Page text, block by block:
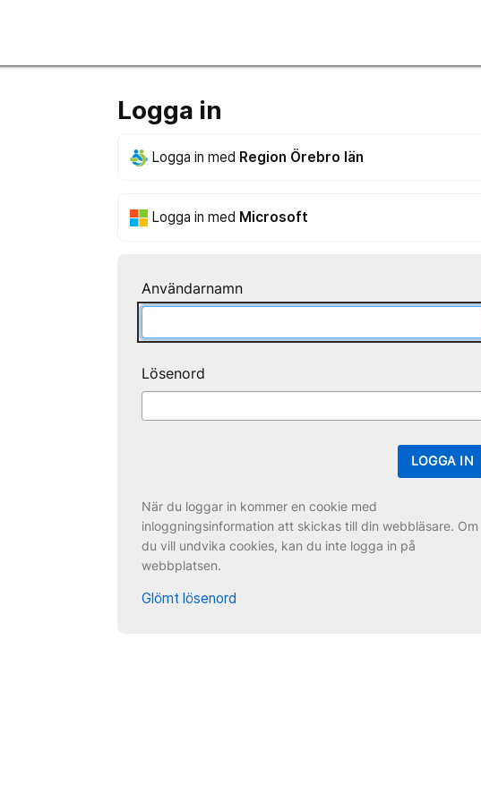
Logga in
Logga in med Region Örebro län
Logga in med Microsoft
Användarnamn
Lösenord
LOGGA IN
När du loggar in kommer en cookie med
inloggningsinformation att skickas till din webbläsare. Om
du vill undvika cookies, kan du inte logga in på
webbplatsen.
Glömt lösenord